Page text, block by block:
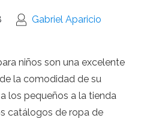
Gabriel Aparicio
niños son una excelente
la comodidad de su
los pequeños a la tienda
catálogos de ropa de